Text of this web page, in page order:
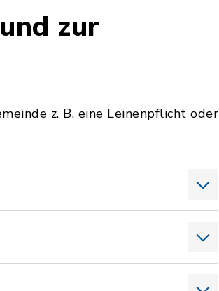
zur
z. B. eine Leinenpflicht oder